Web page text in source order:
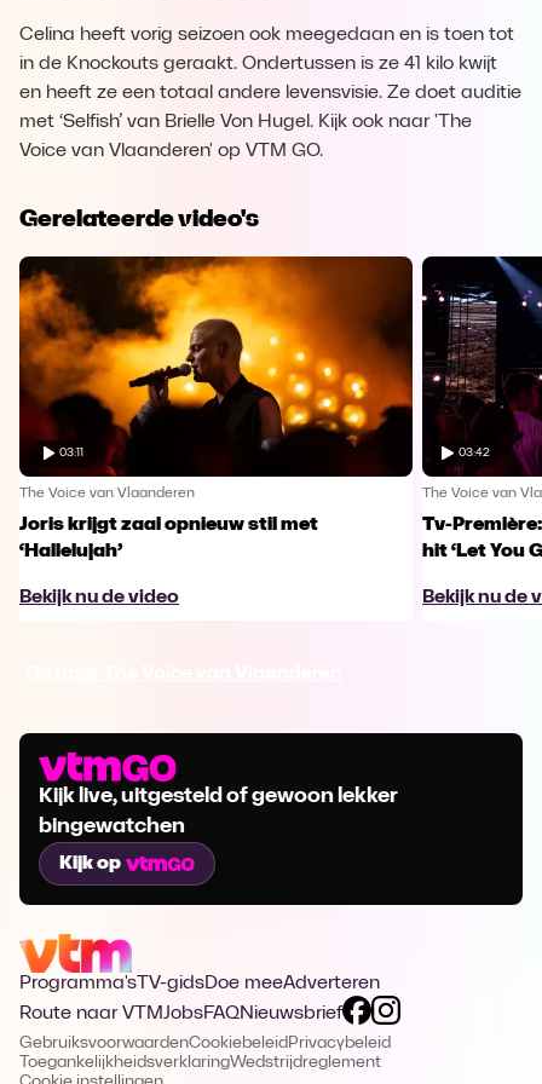
Celina heeft vorig seizoen ook meegedaan en is toen tot
in de Knockouts geraakt. Ondertussen is ze 41 kilo kwijt
en heeft ze een totaal andere levensvisie. Ze doet auditie
met ‘Selfish’ van Brielle Von Hugel. Kijk ook naar 'The
Voice van Vlaanderen' op VTM GO.
Gerelateerde video's
03:11
The Voice van Vlaanderen
Joris krijgt zaal opnieuw stil met
‘Hallelujah’
Bekijk nu de video
03:42
The Voice van
Tv-
hit ‘Let You
Bekijk nu de
Kijk live, uitgesteld of gewoon lekker
bingewatchen
Kijk op
Programma's TV-gidsDoe meeAdverteren
Route naar VTMJobsFAQNieuwsbrief
GebruiksvoorwaardenCookiebeleid Privacybeleid
ToegankelijkheidsverklaringWedstrijdreglement